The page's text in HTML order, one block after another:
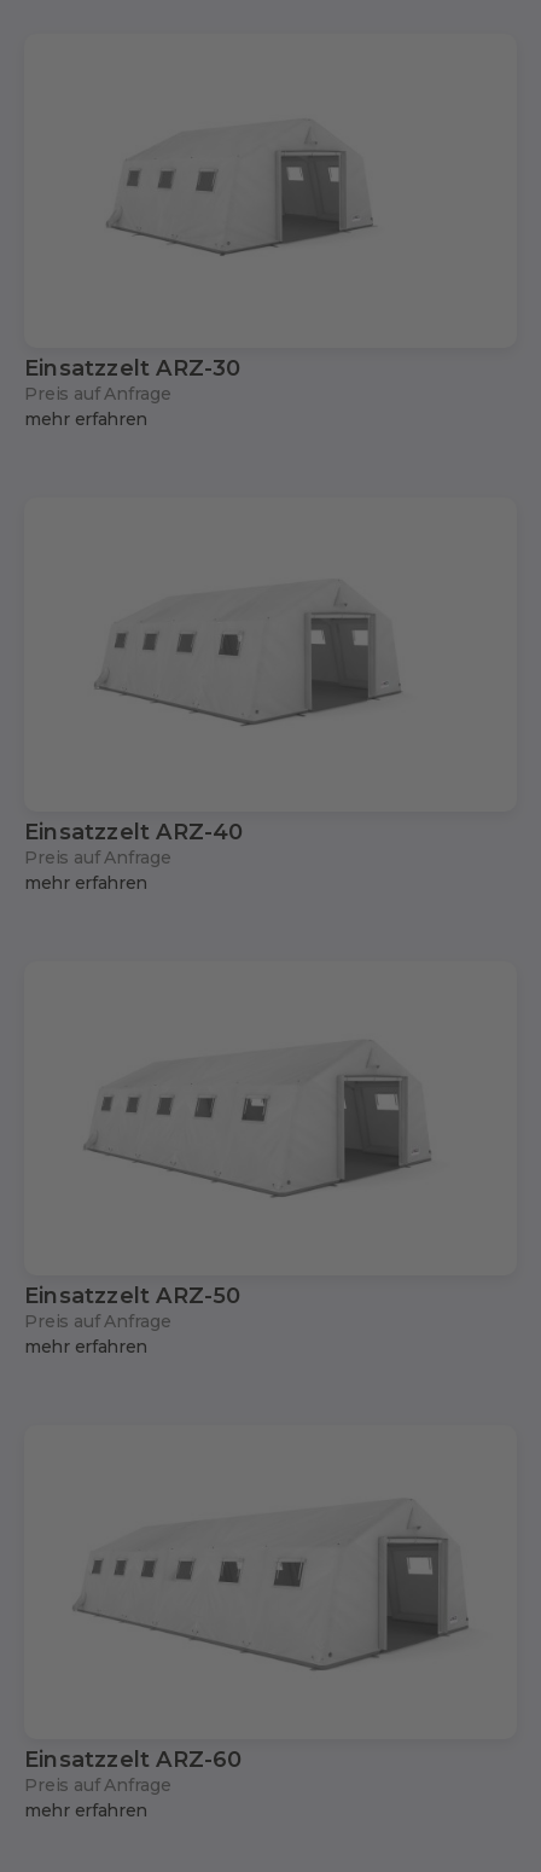
Einsatzzelt ARZ-30
Preis auf Anfrage
mehr erfahren
Einsatzzelt ARZ-40
Preis auf Anfrage
mehr erfahren
Einsatzzelt ARZ-50
Preis auf Anfrage
mehr erfahren
Einsatzzelt ARZ-60
Preis auf Anfrage
mehr erfahren